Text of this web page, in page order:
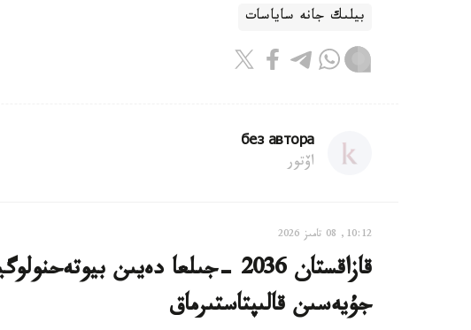
بيلىك جانە ساياسات
без автора
اۆتور
10:12, 08 تامىز 2026
قازاقستان 2036 -جىلعا دەيىن
جۇيەسىن قالىپتاستىرماق